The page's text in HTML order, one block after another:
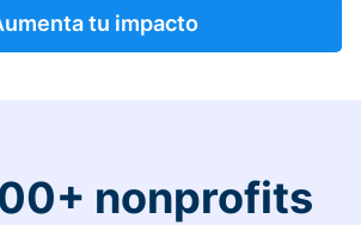
tu impacto
nonprofits